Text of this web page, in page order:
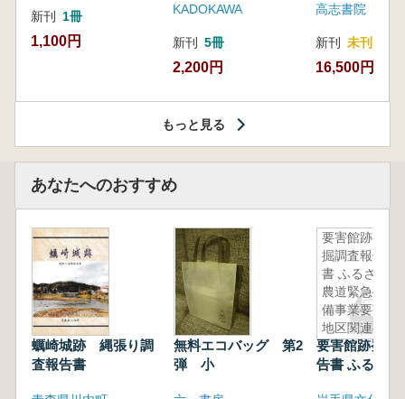
新刊 1冊
1,100円
KADOKAWA
新刊 5冊
2,200円
高志書院
新刊 未刊
16,500円
もっと見る
あなたへのおすすめ
蠣崎城跡 縄張り調
査報告書
無料エコバッグ 第2
弾 小
要害館跡発
掘調査報告
書 ふるさと
農道緊急整
備事業要害
地区関連発
掘調査
要害館跡発掘
告書 ふるさと農道緊